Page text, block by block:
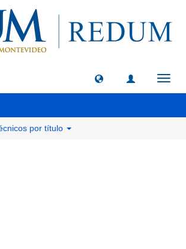
por título